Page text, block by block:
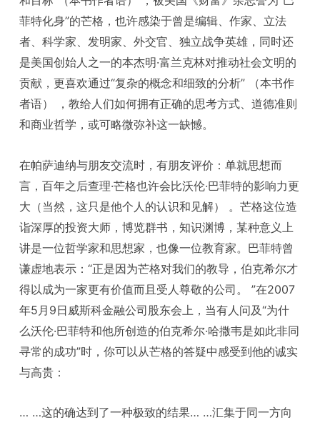
菲特化身”的芒格，也许感染于曾是编辑、作家、立法
者、科学家、发明家、外交官、独立战争英雄，同时还
是美国创始人之一的本杰明·富兰克林对推动社会文明的
贡献，更喜欢通过“复杂的概念和细致的分析” （本书作
者语） ，教给人们如何拥有正确的思考方式、道德准则
和商业哲学，或可略微弥补这一缺憾。
在帕萨迪纳与朋友交流时，有朋友评价：单就思想而
言，百年之后查理·芒格也许会比沃伦·巴菲特的影响力更
大（当然，这只是他个人的认识和见解） 。芒格这位造
诣深厚的投资大师，博览群书，知识渊博，某种意义上
讲是一位哲学家和思想家，也像一位教育家。巴菲特曾
谦虚地表示：“正是因为芒格对我们的教导，伯克希尔才
得以成为一家更有价值而且受人尊敬的公司。 ”在2007
年5月9日威斯科金融公司股东会上，当有人问及“为什
么沃伦·巴菲特和他所创造的伯克希尔·哈撒韦是如此非同
寻常的成功”时，你可以从芒格的答疑中感受到他的诚实
与高贵：
… …这的确达到了一种极致的结果… …汇集于同一方向